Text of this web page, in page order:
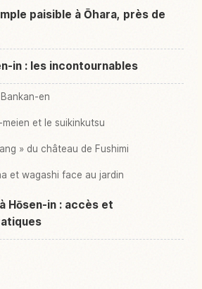
Hosen-in Temple, Kyoto↗
paisible à Ōhara, près de
in : les incontournables
en
meien et le suikinkutsu
» du château de Fushimi
et wagashi face au jardin
Hōsen-in : accès et